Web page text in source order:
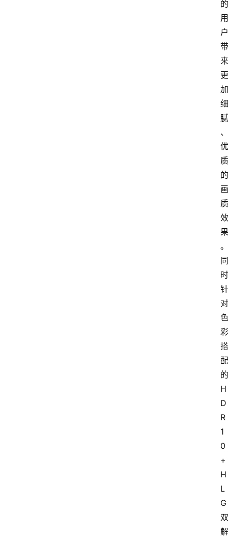
的
用
户
带
来
更
加
细
腻
、
优
质
的
画
质
效
果
。
同
时
针
对
色
彩
搭
配
的
H
D
R
1
0
+
H
L
G
双
解